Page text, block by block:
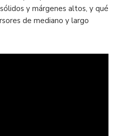
y márgenes altos, y qué
de mediano y largo